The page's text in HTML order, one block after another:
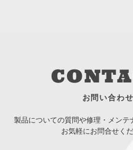
お問い合わせ
製品についての質問や修理・メンテ
お気軽にお問合せくだ